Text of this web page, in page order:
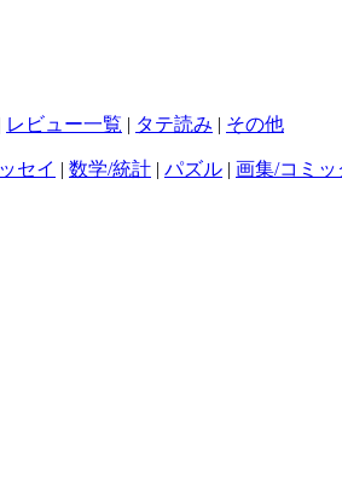
レビュー一覧 | タテ読み | その他
セイ | 数学/統計 | パズル | 画集/コミッ